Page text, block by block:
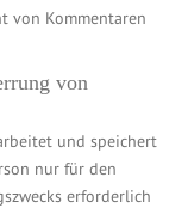
von Kommentaren
von
und speichert
nur für den
erforderlich